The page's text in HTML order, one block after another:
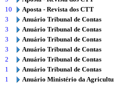
10
Aposta - Revista dos CTT
3
Anuário Tribunal de Contas
3
Anuário Tribunal de Contas
3
Anuário Tribunal de Contas
3
Anuário Tribunal de Contas
2
Anuário Tribunal de Contas
1
Anuário Tribunal de Contas
1
Anuário Ministério da